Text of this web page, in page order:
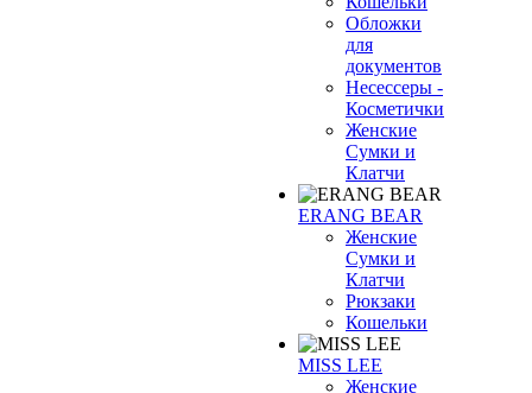
Обложки
для
документов
Несессеры -
Косметички
Женские
Сумки и
Клатчи
ERANG BEAR
Женские
Сумки и
Клатчи
Рюкзаки
Кошельки
MISS LEE
Женские